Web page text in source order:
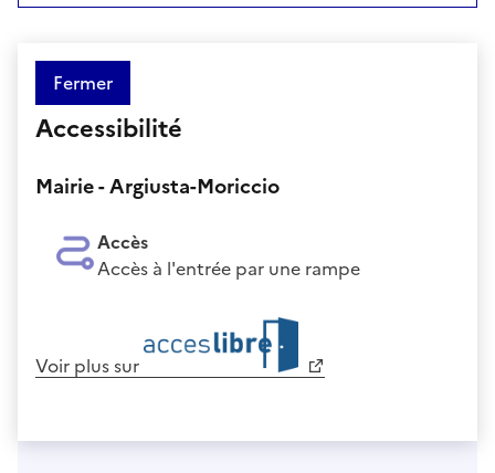
Fermer
Accessibilité
Mairie - Argiusta-Moriccio
Accès
Accès à l'entrée par une rampe
Voir plus sur